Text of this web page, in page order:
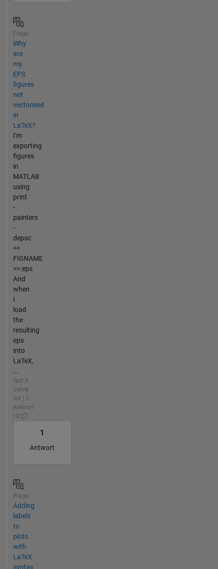
Frage
Why
are
my
EPS
figures
not
vectorised
in
LaTeX?
I'm
exporting
figures
in
MATLAB
using
print
-
painters
-
depsc
<<
FIGNAME
>>.eps
And
when
I
load
the
resulting
eps
into
LaTeX,
...
fast 3
Jahre
vor | 1
Antwort
| 0
1
Antwort
Frage
Adding
labels
to
plots
with
LaTeX
syntax